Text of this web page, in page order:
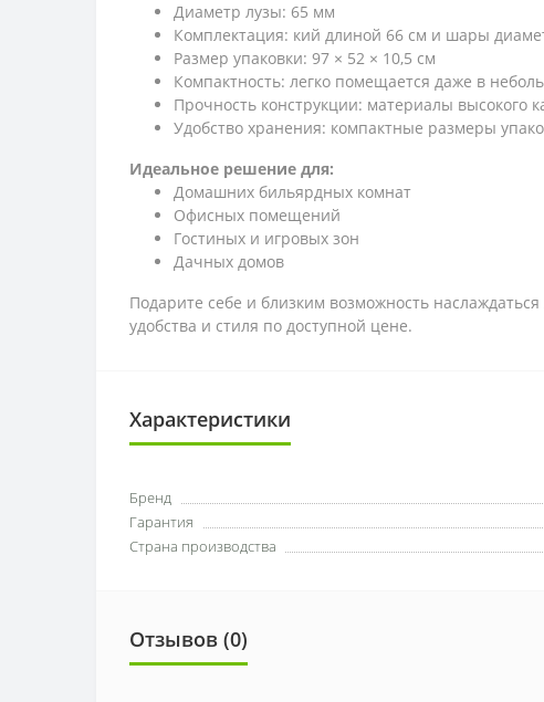
Диаметр лузы: 65 мм
Комплектация: кий длиной 66 см и шары
Размер упаковки: 97 × 52 × 10,5 см
Компактность: легко помещается даже в
Прочность конструкции: материалы высокого
Удобство хранения: компактные размеры
Идеальное решение для:
Домашних бильярдных комнат
Офисных помещений
Гостиных и игровых зон
Дачных домов
Подарите себе и близким возможность
удобства и стиля по доступной цене.
Характеристики
Бренд
Гарантия
Страна производства
Отзывов (0)